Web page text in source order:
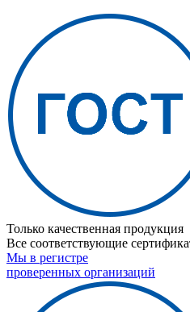
Только качественная продукция
Все соответствующие
Мы в регистре
проверенных организаций